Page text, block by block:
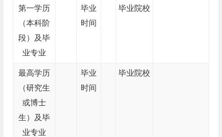
第一学历
（本科阶
段）及毕
业专业
毕业
时间
毕业院校
最高学历
（研究生
或博士
生）及毕
业专业
毕业
时间
毕业院校